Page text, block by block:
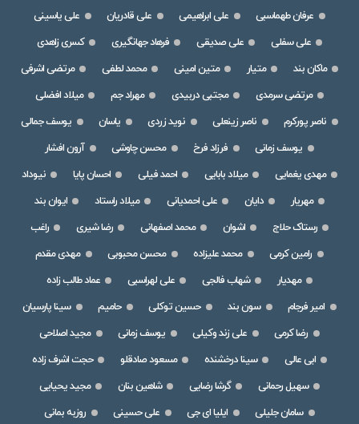
عرفان طهماسبی علی ابراهیمی علی قادریان
علی یاسینی
علی سفلی
علی صدیقی فرهاد جهانگیری
کسری زاهدی
ماکان بند
متیار متین امینی محمد لطفی
مرتضی اشرفی
مرتضی سرمدی
مجتبی دربیدی مهراد جم
میلاد افضلی
ناصر پورکرم
ناصر زینعلی نوید زردی یاسان
یوسف جمالی
یوسف زمانی
فرزاد فرخ محسن چاوشی
آرون افشار
مهدی یغمایی
میلاد بابایی احمد فیلی احسان پایا
نیوداد
مهریار
دایان علی احمدیانی میلاد راستاد
ایوان بند
رستاک حلاج
اشوان محمد اصفهانی رضا شیری
راغب
رامین کرمی
محمد علیزاده محسن محبوبی
مهدی مقدم
مهدیار
شهاب فالجی علی لهراسبی
عماد طالب زاده
امیر فرجام
سون بند حسین توکلی حامیم
سینا پارسیان
رضا کرمی
علی زند وکیلی یوسف زمانی
مجید اصلاحی
ابی عالی
سینا درخشنده مسعود صادقلو
حجت اشرف زاده
سهیل رحمانی
گرشا رضایی شاهین بنان
مجید یحیایی
سامان جلیلی
ایلیا ای جی علی حسینی
روزبه بمانی